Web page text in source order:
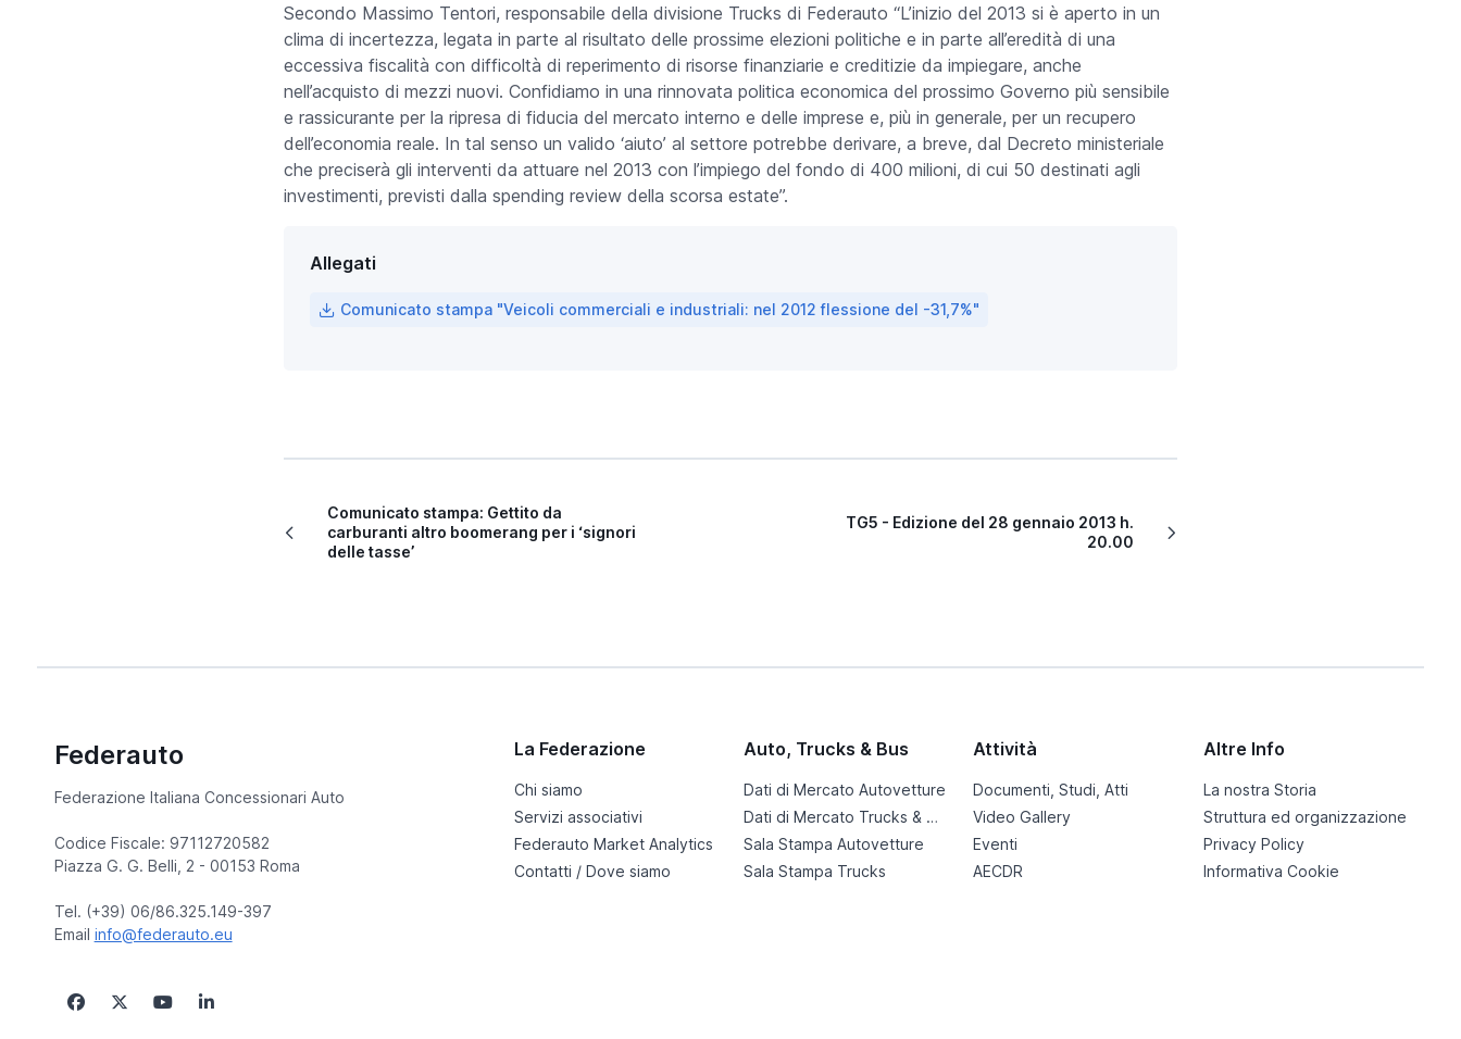
Secondo Massimo Tentori, responsabile della divisione Trucks di Federauto “L’inizio del 2013 si è aperto in un
clima di incertezza, legata in parte al risultato delle prossime elezioni politiche e in parte all’eredità di una
eccessiva fiscalità con difficoltà di reperimento di risorse finanziarie e creditizie da impiegare, anche
nell’acquisto di mezzi nuovi. Confidiamo in una rinnovata politica economica del prossimo Governo più sensibile
e rassicurante per la ripresa di fiducia del mercato interno e delle imprese e, più in generale, per un recupero
dell’economia reale. In tal senso un valido ‘aiuto’ al settore potrebbe derivare, a breve, dal Decreto ministeriale
che preciserà gli interventi da attuare nel 2013 con l’impiego del fondo di 400 milioni, di cui 50 destinati agli
investimenti, previsti dallaspending review della scorsa estate”.
Allegati
Comunicato stampa "Veicoli commerciali e industriali: nel 2012 flessione del -31,7%"
Comunicato stampa: Gettito da
carburanti altro boomerang per i ‘signori
delle tasse’
TG5 - Edizione del 28 gennaio 2013 h.
20.00
Federauto
Federazione Italiana Concessionari Auto
Codice Fiscale: 97112720582
Piazza G. G. Belli, 2 - 00153 Roma
Tel. (+39) 06/86.325.149-397
Email info@federauto.eu
La Federazione
Chi siamo
Servizi associativi
Federauto Market Analytics
Contatti / Dove siamo
Auto, Trucks & Bus
Dati di Mercato Autovetture
Dati di Mercato Trucks & Bus
Sala Stampa Autovetture
Sala Stampa Trucks
Attività
Documenti, Studi, Atti
Video Gallery
Eventi
AECDR
Altre Info
La nostra Storia
Struttura ed organizzazione
Privacy Policy
Informativa Cookie